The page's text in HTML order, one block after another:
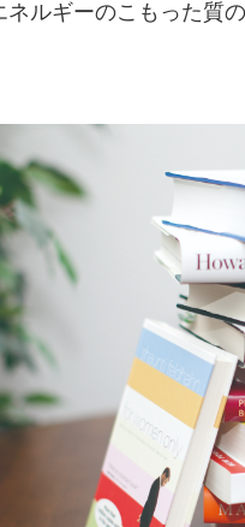
ネルギーのこもった質